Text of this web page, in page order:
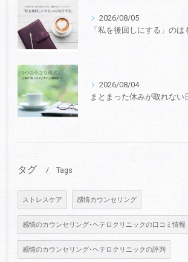
2026/08/05
2026/08/04
タグ Tags
ストレスケア 感情カウンセリング
感情のカウンセリング･ヘテロクリニックの口コミ情報
感情のカウンセリング･ヘテロクリニックの評判